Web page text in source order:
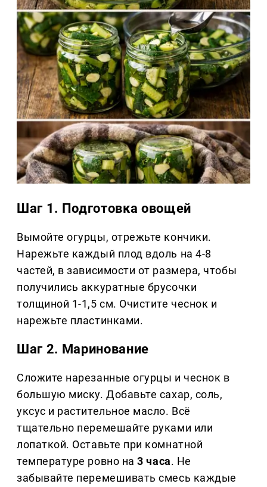
Шаг 1. Подготовка овощей
Вымойте огурцы, отрежьте кончики.
Нарежьте каждый плод вдоль на 4-8
частей, в зависимости от размера, чтобы
получились аккуратные брусочки
толщиной 1-1,5 см. Очистите чеснок и
нарежьте пластинками.
Шаг 2. Маринование
Сложите нарезанные огурцы и чеснок в
большую миску. Добавьте сахар, соль,
уксус и растительное масло. Всё
тщательно перемешайте руками или
лопаткой. Оставьте при комнатной
температуре ровно на3 часа. Не
забывайте перемешивать смесь каждые